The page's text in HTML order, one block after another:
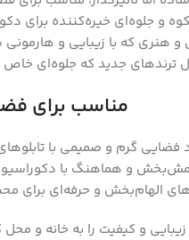
و جلوه‌ای خیره‌کننده برای
هنری که با زیبایی و
ترندهای جدید که جلوه‌ای خاص
مناسب برای
فضایی گرم و صمیمی با
و هماهنگ با
الهام‌بخش و حرفه‌ای برای
زیبایی و کیفیت را به خانه و محل